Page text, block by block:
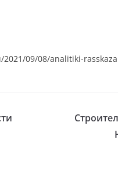
09/08/analitiki-